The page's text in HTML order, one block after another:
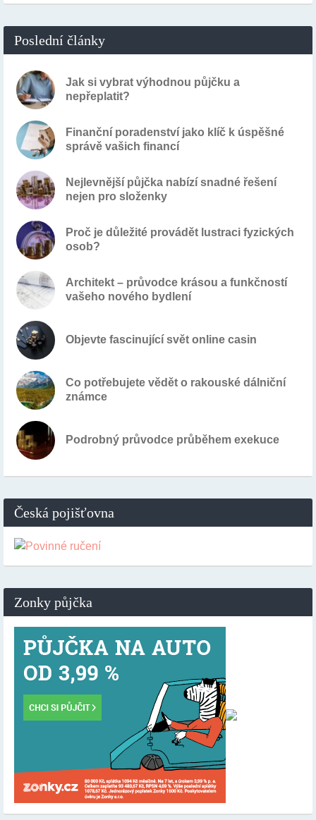
Poslední články
Jak si vybrat výhodnou půjčku a
nepřeplatit?
Finanční poradenství jako klíč k úspěšné
správě vašich financí
Nejlevnější půjčka nabízí snadné řešení
nejen pro složenky
Proč je důležité provádět lustraci fyzických
osob?
Architekt – průvodce krásou a funkčností
vašeho nového bydlení
Objevte fascinující svět online casin
Co potřebujete vědět o rakouské dálniční
známce
Podrobný průvodce průběhem exekuce
Česká pojišťovna
Zonky půjčka